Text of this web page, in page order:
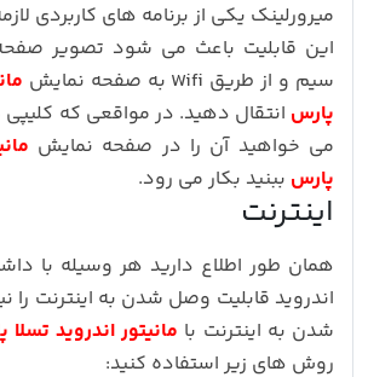
میرورلینک یکی از برنامه های کاربردی
این قابلیت باعث می شود تصویر
سیم و از طریق Wifi به صفحه نمایش
پارس انتقال دهید. در مواقعی که
می خواهید آن را در صفحه نمایش
پارس ببنید بکار می رود.
اینترنت
همان طور اطلاع دارید هر وسیله با
اندروید قابلیت وصل شدن به اینترنت را
شدن به اینترنت با مانیتور اندروید تسلا
روش های زیر استفاده کنید: